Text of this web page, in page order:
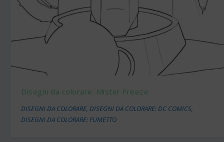
Disegni da colorare: Mister Freeze
DISEGNI DA COLORARE,DISEGNI DA COLORARE: DC COMICS,
DISEGNI DA COLORARE: FUMETTO